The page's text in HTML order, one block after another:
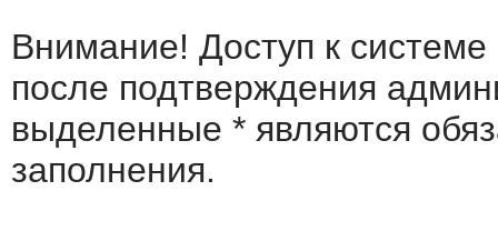
Внимание! Доступ к
после подтверждения
выделенные * являются
заполнения.